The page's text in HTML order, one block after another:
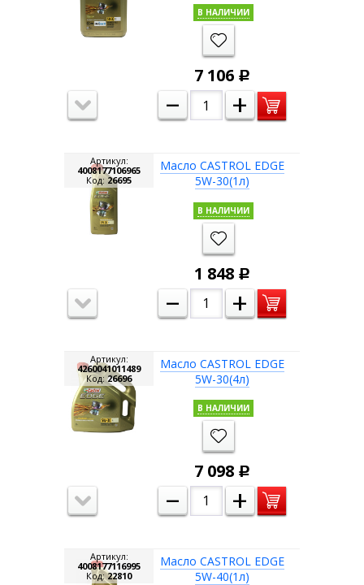
В НАЛИЧИИ
7 106 Р
– +
Масло CASTROL EDGE
5W-30(1л)
Артикул:
4008177106965
Код:26695
В НАЛИЧИИ
1 848 Р
– +
Масло CASTROL EDGE
5W-30(4л)
Артикул:
4260041011489
Код:26696
В НАЛИЧИИ
7 098 Р
– +
Масло CASTROL EDGE
5W-40(1л)
Артикул:
4008177116995
Код:22810